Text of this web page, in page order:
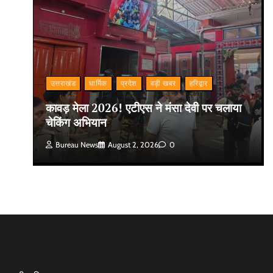
उत्तराखंड धार्मिक प्रदेश बड़ी खबर हरिद्वार
कावड़ मेला 2026! एटीएस ने मंसा देवी पर चलाया
चेकिंग अभियान
Bureau News August 2, 2026 0